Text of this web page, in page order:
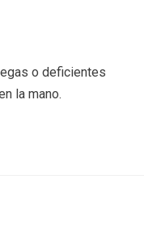
o deficientes
la mano.